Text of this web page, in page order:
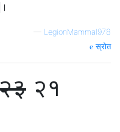
।
— LegionMammal978
स्रोत
२१